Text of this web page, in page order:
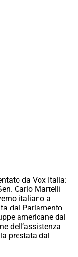
da Vox Italia:
Carlo Martelli
italiano a
dal Parlamento
americane dal
dell’assistenza
prestata dal